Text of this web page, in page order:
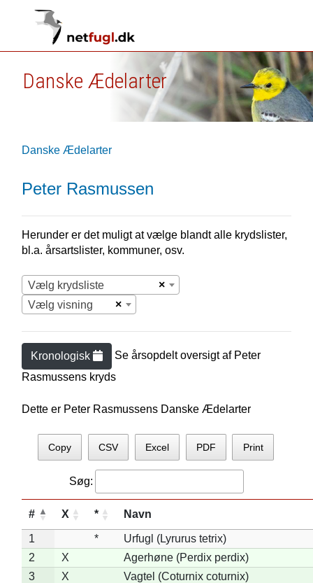
Danske Ædelarter
Danske Ædelarter
Peter Rasmussen
Herunder er det muligt at vælge blandt alle krydslister,
bl.a. årsartslister, kommuner, osv.
×
Vælg krydsliste
×
Vælg visning
Kronologisk Se årsopdelt oversigt af Peter
Rasmussens kryds
Dette er Peter Rasmussens Danske Ædelarter
Copy CSV Excel PDF Print
Søg:
# X * Navn
1 *
Urfugl (Lyrurus tetrix)
2
X
Agerhøne (Perdix perdix)
3
X
Vagtel (Coturnix coturnix)